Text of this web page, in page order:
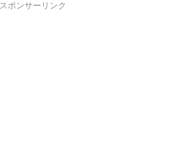
スポンサーリンク